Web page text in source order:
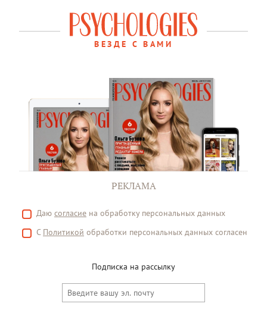
ВЕЗДЕ С ВАМИ
РЕКЛАМА
Даю согласие на обработку персональных данных
С Политикой обработки персональных данных согласен
Подписка на рассылку